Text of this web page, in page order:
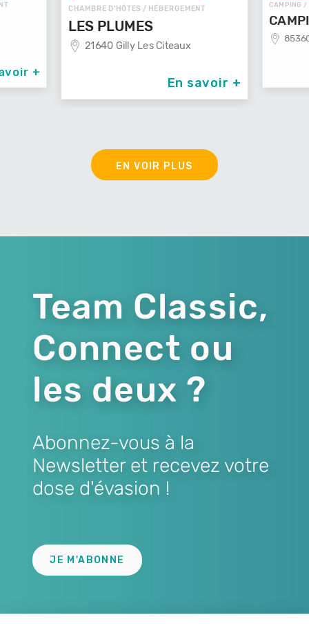
+
CHAMBRE D'HÔTES / HÉBERGEMENT
LES PLUMES
21640 Gilly Les Citeaux
En savoir +
CAMPING /
EN VOIR PLUS
Team Classic,
Connect ou
les deux ?
Abonnez-vous à la
Newsletter et recevez votre
dose d'évasion !
JE M'ABONNE